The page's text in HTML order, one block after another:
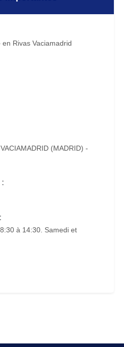
Rivas Vaciamadrid
(MADRID) -
à 14:30. Samedi et